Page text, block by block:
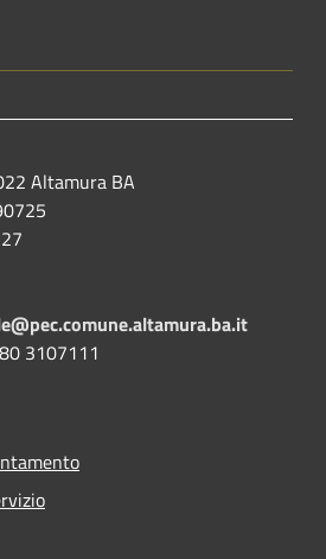
Altamura BA
3107111